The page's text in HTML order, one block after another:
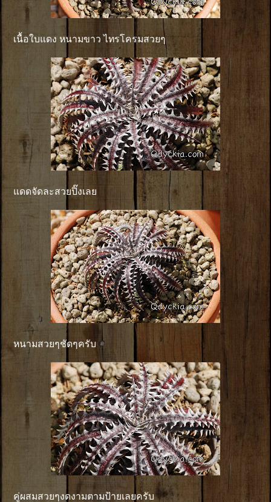
เนื้อใบแดง หนามขาว ไทรโครมสวยๆ
แดดจัดละสวยปิ๊งเลย
หนามสวยๆชัดๆครับ
คู่ผสมสวยๆงดงามตามป้ายเลยครับ